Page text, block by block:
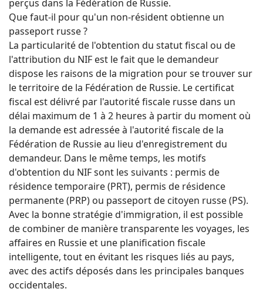
perçus dans la Fédération de Russie.
Que faut-il pour qu'un non-résident obtienne un
passeport russe ?
La particularité de l'obtention du statut fiscal ou de
l'attribution du NIF est le fait que le demandeur
dispose les raisons de la migration pour se trouver sur
le territoire de la Fédération de Russie. Le certificat
fiscal est délivré par l'autorité fiscale russe dans un
délai maximum de 1 à 2 heures à partir du moment où
la demande est adressée à l'autorité fiscale de la
Fédération de Russie au lieu d'enregistrement du
demandeur. Dans le même temps, les motifs
d'obtention du NIF sont les suivants : permis de
résidence temporaire (PRT), permis de résidence
permanente (PRP) ou passeport de citoyen russe (PS).
Avec la bonne stratégie d'immigration, il est possible
de combiner de manière transparente les voyages, les
affaires en Russie et une planification fiscale
intelligente, tout en évitant les risques liés au pays,
avec des actifs déposés dans les principales banques
occidentales.